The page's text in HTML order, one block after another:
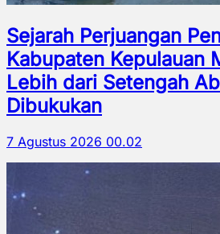
Sejarah Perjuangan
Kabupaten Kepulauan
Lebih dari Setengah
Dibukukan
7 Agustus 2026 00.02